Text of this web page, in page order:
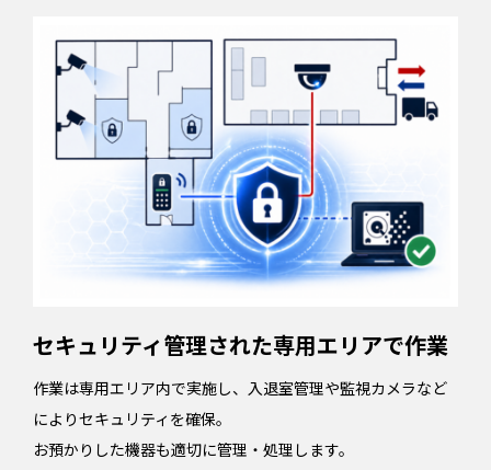
セキュリティ管理された専用エリアで作業
作業は専用エリア内で実施し、入退室管理や監視カメラなど
によりセキュリティを確保。
お預かりした機器も適切に管理・処理します。